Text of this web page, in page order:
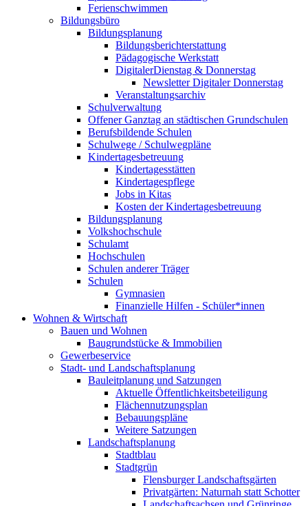
Ferienschwimmen
Bildungsbüro
Bildungsplanung
Bildungsberichterstattung
Pädagogische Werkstatt
DigitalerDienstag & Donnerstag
Newsletter Digitaler Donnerstag
Veranstaltungsarchiv
Schulverwaltung
Offener Ganztag an städtischen Grundschulen
Berufsbildende Schulen
Schulwege / Schulwegpläne
Kindertagesbetreuung
Kindertagesstätten
Kindertagespflege
Jobs in Kitas
Kosten der Kindertagesbetreuung
Bildungsplanung
Volkshochschule
Schulamt
Hochschulen
Schulen anderer Träger
Schulen
Gymnasien
Finanzielle Hilfen - Schüler*innen
Wohnen & Wirtschaft
Bauen und Wohnen
Baugrundstücke & Immobilien
Gewerbeservice
Stadt- und Landschaftsplanung
Bauleitplanung und Satzungen
Aktuelle Öffentlichkeitsbeteiligung
Flächennutzungsplan
Bebauungspläne
Weitere Satzungen
Landschaftsplanung
Stadtblau
Stadtgrün
Flensburger Landschaftsgärten
Privatgärten: Naturnah statt Schotter